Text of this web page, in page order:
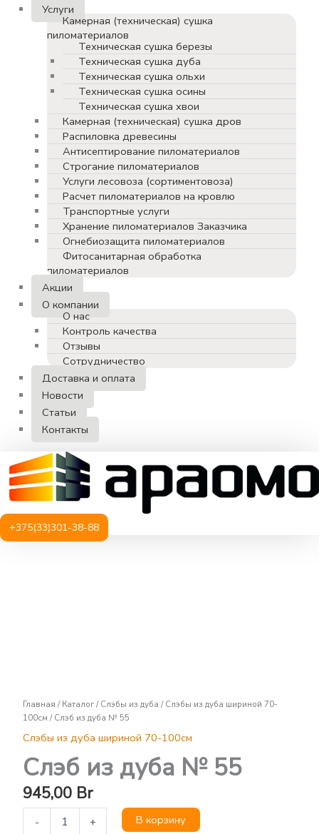
Услуги
Камерная (техническая) сушка
пиломатериалов
Техническая сушка березы
Техническая сушка дуба
Техническая сушка ольхи
Техническая сушка осины
Техническая сушка хвои
Камерная (техническая) сушка дров
Распиловка древесины
Антисептирование пиломатериалов
Строгание пиломатериалов
Услуги лесовоза (сортиментовоза)
Расчет пиломатериалов на кровлю
Транспортные услуги
Хранение пиломатериалов Заказчика
Огнебиозащита пиломатериалов
Фитосанитарная обработка
пиломатериалов
Акции
О компании
О нас
Контроль качества
Отзывы
Сотрудничество
Доставка и оплата
Новости
Статьи
Контакты
+375(33)301-38-88
Главная /Каталог/Слэбы из дуба /Слэбы из дуба шириной 70-
100см / Слэб из дуба № 55
Слэбы из дуба шириной 70-100см
Слэб из дуба № 55
945,00 Br
- + В корзину